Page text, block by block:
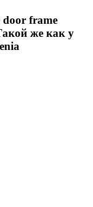
door frame
же как у